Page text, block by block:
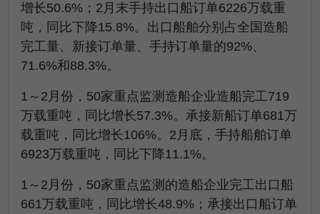
增长50.6%；2月末手持出口船订单6226万载重
吨，同比下降15.8%。出口船舶分别占全国造船
完工量、新接订单量、手持订单量的92%、
71.6%和88.3%。
1～2月份，50家重点监测造船企业造船完工719
万载重吨，同比增长57.3%。承接新船订单681万
载重吨，同比增长106%。2月底，手持船舶订单
6923万载重吨，同比下降11.1%。
1～2月份，50家重点监测的造船企业完工出口船
661万载重吨，同比增长48.9%；承接出口船订单